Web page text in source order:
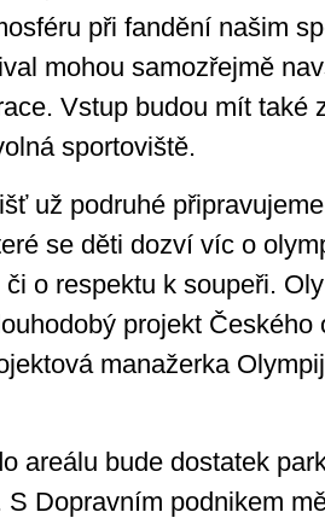
při fandění našim
mohou samozřejmě
Vstup budou mít také
sportoviště.
už podruhé
se děti dozví víc o
či o respektu k soupeři.
projekt Českého
manažerka
areálu bude dostatek
S Dopravním podnikem